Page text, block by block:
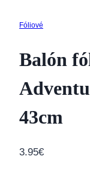
Fóliové
Balón
43cm
3.95€